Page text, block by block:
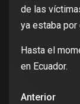
de las
ya estaba por
Hasta el
en Ecuador.
Anterior